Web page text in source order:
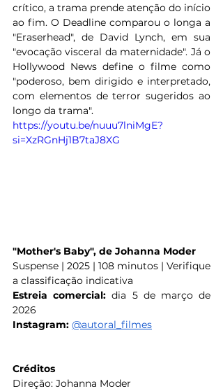
crítico, a trama prende atenção do início
ao fim. O Deadline comparou o longa a
"Eraserhead", de David Lynch, em sua
"evocação visceral da maternidade". Já o
Hollywood News define o filme como
"poderoso, bem dirigido e interpretado,
com elementos de terror sugeridos ao
longo da trama".
https://youtu.be/nuuu7lniMgE?
si=XzRGnHj1B7taJ8XG
"Mother's Baby", de Johanna Moder
Suspense | 2025 | 108 minutos | Verifique
a classificação indicativa
Estreia comercial: dia 5 de março de
2026
Instagram: @autoral_filmes
Créditos
Direção: Johanna Moder